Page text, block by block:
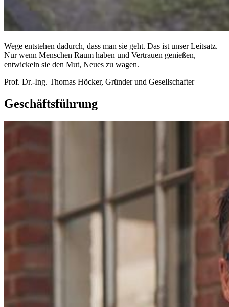
Wege entstehen dadurch, dass man sie geht. Das ist unser Leitsatz.
Nur wenn Menschen Raum haben und Vertrauen genießen,
entwickeln sie den Mut, Neues zu wagen.
Prof. Dr.-Ing. Thomas Höcker, Gründer und Gesellschafter
Geschäftsführung